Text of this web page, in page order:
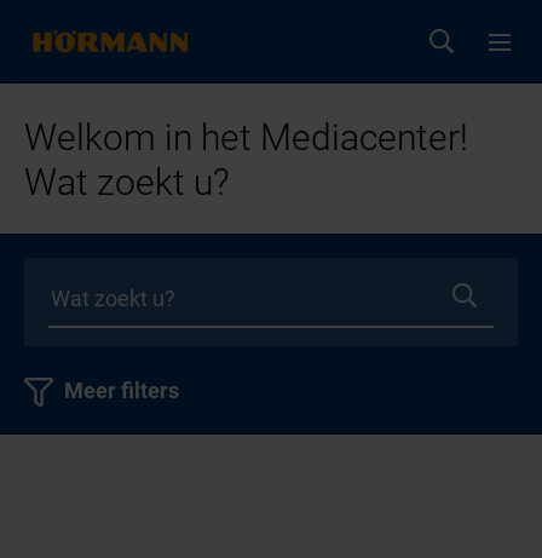
Welkom in het Mediacenter!
Wat zoekt u?
Meer filters